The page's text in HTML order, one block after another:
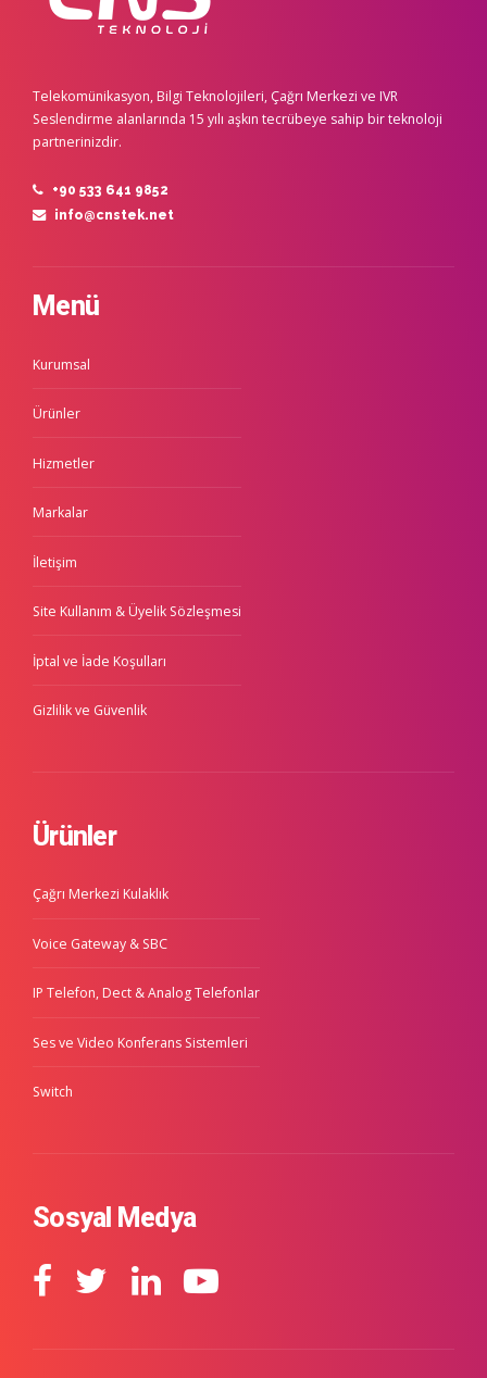
Telekomünikasyon, Bilgi Teknolojileri, Çağrı Merkezi ve IVR
Seslendirme alanlarında 15 yılı aşkın tecrübeye sahip bir teknoloji
partnerinizdir.
+90 533 641 9852
info@cnstek.net
Menü
Kurumsal
Ürünler
Hizmetler
Markalar
İletişim
Site Kullanım & Üyelik Sözleşmesi
İptal ve İade Koşulları
Gizlilik ve Güvenlik
Ürünler
Çağrı Merkezi Kulaklık
Voice Gateway & SBC
IP Telefon, Dect & Analog Telefonlar
Ses ve Video Konferans Sistemleri
Switch
Sosyal Medya